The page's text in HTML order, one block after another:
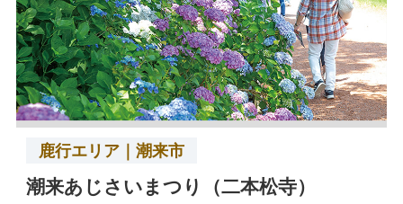
鹿行エリア｜潮来市
潮来あじさいまつり（二本松寺）